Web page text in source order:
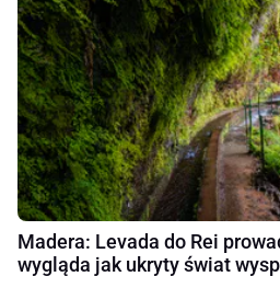
Madera: Levada do Rei
wygląda jak ukryty świat